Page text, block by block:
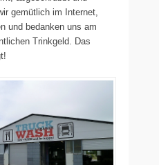
gemütlich im Internet,
und bedanken uns am
Trinkgeld. Das